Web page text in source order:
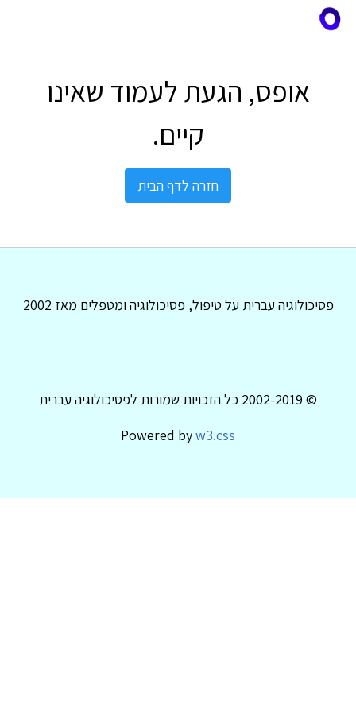
אופס, הגעת לעמוד שאינו
קיים.
חזרה לדף הבית
פסיכולוגיה עברית על טיפול, פסיכולוגיה ומטפלים מאז 2002
© 2002-2019 כל הזכויות שמורות לפסיכולוגיה עברית
Powered byw3.css